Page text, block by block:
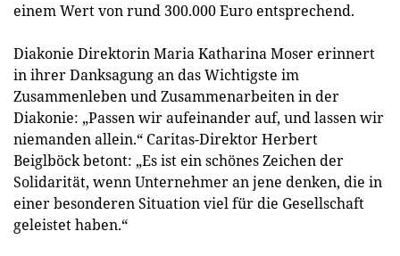
einem Wert von rund 300.000 Euro entsprechend.
Diakonie Direktorin Maria Katharina Moser erinnert
in ihrer Danksagung an das Wichtigste im
Zusammenleben und Zusammenarbeiten in der
Diakonie: „Passen wir aufeinander auf, und lassen wir
niemanden allein.“ Caritas-Direktor Herbert
Beiglböck betont: „Es ist ein schönes Zeichen der
Solidarität, wenn Unternehmer an jene denken, die in
einer besonderen Situation viel für die Gesellschaft
geleistet ha­ben.“